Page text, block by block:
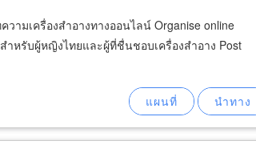
ามเครื่องสำอางทางออนไลน์ Organise online
ำหรับผู้หญิงไทยและผู้ที่ชื่นชอบเครื่องสำอาง Post